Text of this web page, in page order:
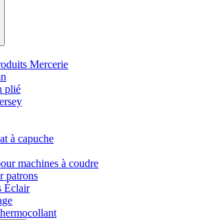
Mercerie
plié
à capuche
machines à coudre
patrons
Éclair